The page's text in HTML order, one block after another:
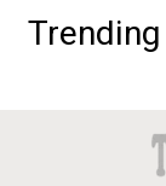
Trending